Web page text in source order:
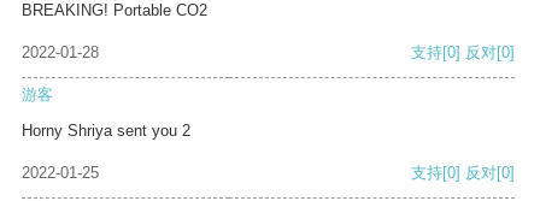
BREAKING! Portable CO2
2022-01-28 支持[0] 反对[0]
游客
Horny Shriya sent you 2
2022-01-25 支持[0] 反对[0]